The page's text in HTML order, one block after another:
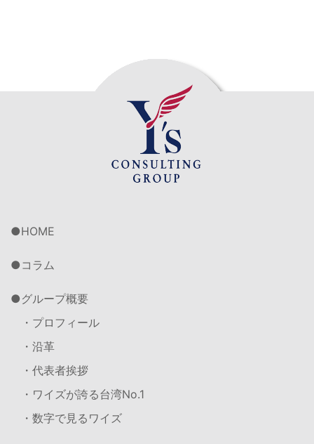
HOME
コラム
グループ概要
・プロフィール
・沿革
・代表者挨拶
・ワイズが誇る台湾No.1
・数字で見るワイズ